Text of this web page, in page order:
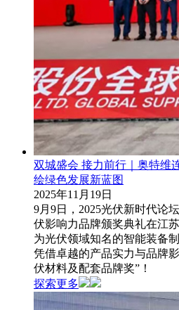
双城盛会 接力前行｜奥特维
绘绿色发展新蓝图
2025年11月19日
9月9日，2025光伏新时代论
伏影响力品牌颁奖典礼在江
为光伏领域知名的智能装备
凭借卓越的产品实力与品牌
伏材料及配套品牌奖”！
探索更多